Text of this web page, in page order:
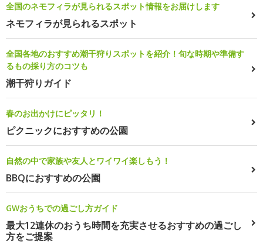
全国のネモフィラが見られるスポット情報をお届けします
ネモフィラが見られるスポット
全国各地のおすすめ潮干狩りスポットを紹介！旬な時期や準備す
るもの採り方のコツも
潮干狩りガイド
春のお出かけにピッタリ！
ピクニックにおすすめの公園
自然の中で家族や友人とワイワイ楽しもう！
BBQにおすすめの公園
GWおうちでの過ごし方ガイド
最大12連休のおうち時間を充実させるおすすめの過ごし
方をご提案